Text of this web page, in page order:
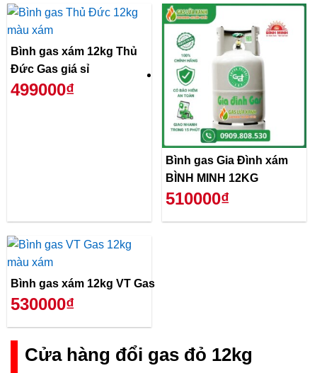
Bình gas xám 12kg Thủ
Đức Gas giá sỉ
499000₫
Bình gas Gia Đình xám
BÌNH MINH 12KG
510000₫
Bình gas xám 12kg VT Gas
530000₫
Cửa hàng đổi gas đỏ 12kg